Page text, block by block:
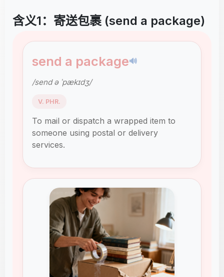
含义1：寄送包裹 (send a package)
send a package🔊
/send ə ˈpækɪdʒ/
V. PHR.
To mail or dispatch a wrapped item to
someone using postal or delivery
services.